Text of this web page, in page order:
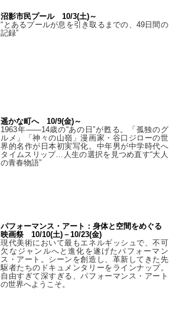
沼影市民プール 10/3(土)～
“とあるプールが息を引き取るまでの、49日間の
記録”
遥かな町へ 10/9(金)～
1963年――14歳の“あの日”が甦る。「孤独のグ
ルメ」「神々の山嶺」漫画家・谷口ジローの世
界的名作が日本初実写化。中年男が中学時代へ
タイムスリップ…人生の選択を見つめ直す“大人
の青春物語”
パフォーマンス・アート：身体と空間をめぐる
映画祭 10/10(土)－10/23(金)
現代美術において最もエネルギッシュで、不可
欠なジャンルへと進化を遂げたパフォーマン
ス・アート。シーンを創造し、革新してきた先
駆者たちのドキュメンタリーをラインナップ。
自由すぎて深すぎる、パフォーマンス・アート
の世界へようこそ。